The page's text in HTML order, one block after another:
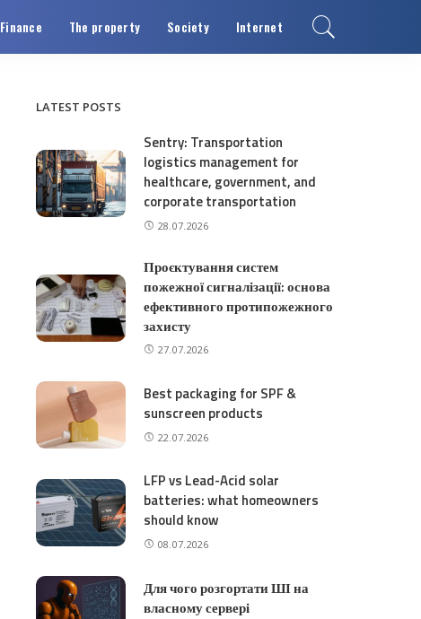
Finance The property Society Internet
LATEST POSTS
Sentry: Transportation
logistics management for
healthcare, government, and
corporate transportation
28.07.2026
Проєктування систем
пожежної сигналізації: основа
ефективного протипожежного
захисту
27.07.2026
Best packaging for SPF &
sunscreen products
22.07.2026
LFP vs Lead-Acid solar
batteries: what homeowners
should know
08.07.2026
Для чого розгортати ШІ на
власному сервері